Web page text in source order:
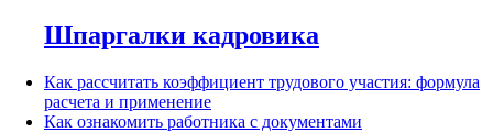
Шпаргалки кадровика
Как рассчитать коэффициент трудового участия: формула
расчета и применение
Как ознакомить работника с документами